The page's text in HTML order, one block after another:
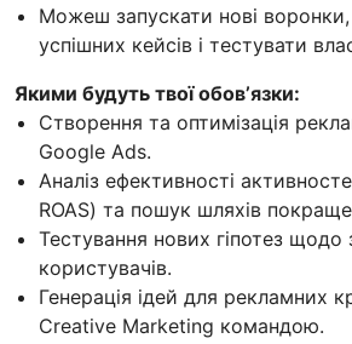
Можеш запускати нові
успішних кейсів і тестувати
Якими будуть твої обовʼязки:
Створення та оптимізація
Google Ads.
Аналіз ефективності
ROAS) та пошук шляхів
Тестування нових гіпотез щодо
користувачів.
Генерація ідей для рекламних
Creative Marketing командою.